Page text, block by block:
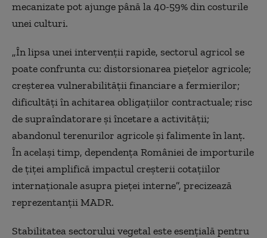
mecanizate pot ajunge până la 40-59% din costurile
unei culturi.
„În lipsa unei intervenţii rapide, sectorul agricol se
poate confrunta cu: distorsionarea pieţelor agricole;
creşterea vulnerabilităţii financiare a fermierilor;
dificultăţi în achitarea obligaţiilor contractuale; risc
de supraîndatorare şi încetare a activităţii;
abandonul terenurilor agricole şi falimente în lanţ.
În acelaşi timp, dependenţa României de importurile
de ţiţei amplifică impactul creşterii cotaţiilor
internaţionale asupra pieţei interne”, precizează
reprezentanţii MADR.
Stabilitatea sectorului vegetal este esenţială pentru